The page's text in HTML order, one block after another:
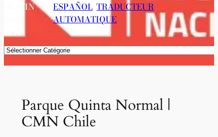
10 JUIN
ESPAÑOL , TRADUCTEUR
AUTOMATIQUE
Catégories
Parque Quinta Normal |
CMN Chile